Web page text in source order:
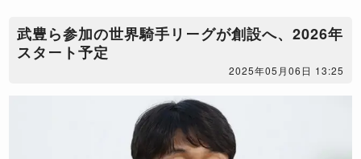
​武豊ら参加の世界騎手リーグが創設へ、2026年
スタート予定
2025年05月06日 13:25